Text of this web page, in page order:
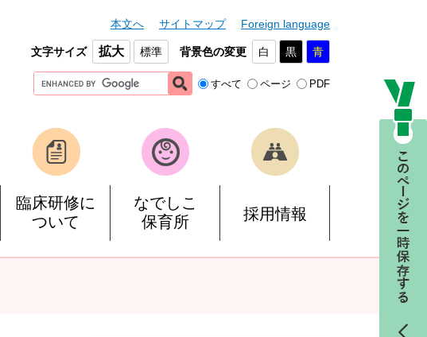
本文へ サイトマップ Foreign language
文字サイズ 拡大 標準 背景色の変更 白 黒 青
G
o
e
ス
タ
ム
すべて ページ PDF
臨床研修に
ついて
なでしこ
保育所
採用情報